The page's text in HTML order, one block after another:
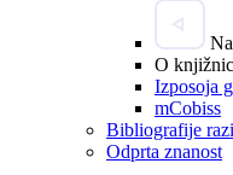
O
Izposoja
mCobiss
Bibliografije
Odprta znanost